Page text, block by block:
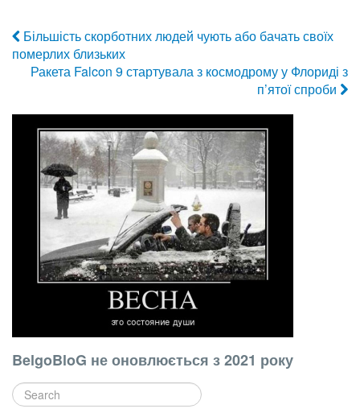
Більшість скорботних людей чують або бачать своїх
померлих близьких
Ракета Falcon 9 стартувала з космодрому у Флориді з
п’ятої спроби
BelgoBloG не оновлюється з 2021 року